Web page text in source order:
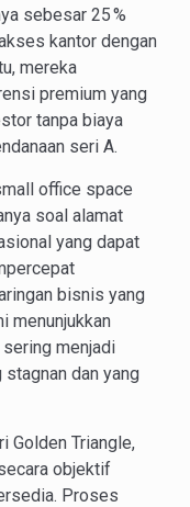
sebesar 25 %
kantor dengan
mereka
premium yang
tanpa biaya
seri A.
office space
soal alamat
yang dapat
bisnis yang
menunjukkan
menjadi
dan yang
Golden Triangle,
objektif
Proses